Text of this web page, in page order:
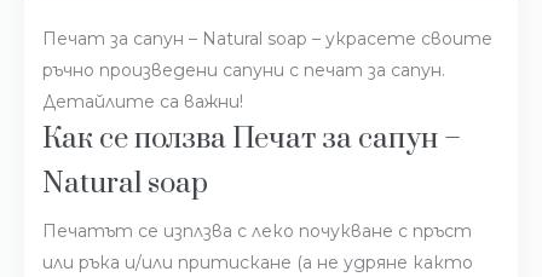
Печат за сапун – Natural soap – украсете своите
ръчно произведени сапуни с печат за сапун.
Детайлите са важни!
Как се ползва Печат за сапун –
Natural soap
Печатът се изплзва с леко почукване с пръст
или ръка и/или притискане (а не удряне както